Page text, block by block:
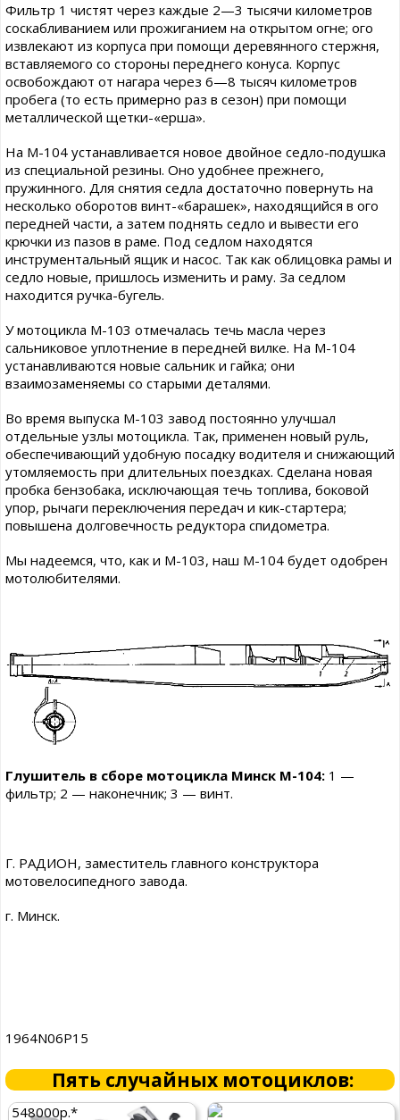
Фильтр 1 чистят через каждые 2—3 тысячи километров
соскабливанием или прожиганием на открытом огне; ого
извлекают из корпуса при помощи деревянного стержня,
вставляемого со стороны переднего конуса. Корпус
освобождают от нагара через 6—8 тысяч километров
пробега (то есть примерно раз в сезон) при помощи
металлической щетки-«ерша».
На М-104 устанавливается новое двойное седло-подушка
из специальной резины. Оно удобнее прежнего,
пружинного. Для снятия седла достаточно повернуть на
несколько оборотов винт-«барашек», находящийся в ого
передней части, а затем поднять седло и вывести его
крючки из пазов в раме. Под седлом находятся
инструментальный ящик и насос. Так как облицовка рамы и
седло новые, пришлось изменить и раму. За седлом
находится ручка-бугель.
У мотоцикла М-103 отмечалась течь масла через
сальниковое уплотнение в передней вилке. На М-104
устанавливаются новые сальник и гайка; они
взаимозаменяемы со старыми деталями.
Во время выпуска М-103 завод постоянно улучшал
отдельные узлы мотоцикла. Так, применен новый руль,
обеспечивающий удобную посадку водителя и снижающий
утомляемость при длительных поездках. Сделана новая
пробка бензобака, исключающая течь топлива, боковой
упор, рычаги переключения передач и кик-стартера;
повышена долговечность редуктора спидометра.
Мы надеемся, что, как и М-103, наш М-104 будет одобрен
мотолюбителями.
Глушитель в сборе мотоцикла Минск М-104: 1 —
фильтр; 2 — наконечник; 3 — винт.
Г. РАДИОН, заместитель главного конструктора
мотовелосипедного завода.
г. Минск.
1964N06P15
Пять случайных мотоциклов:
548000р.*